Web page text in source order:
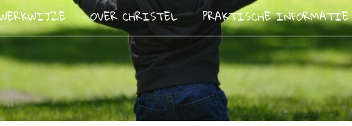
OVER CHRISTEL PRAKTISCHE INFORMATIE